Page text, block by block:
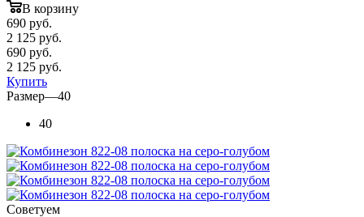
В корзину
690 руб.
2 125 руб.
690 руб.
2 125 руб.
Купить
Размер—40
40
Советуем